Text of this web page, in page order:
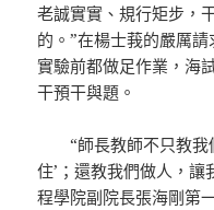
老誠實實、規行矩步，
的。”在楊士莪的嚴厲請
實驗前都做足作業，海
干預干與題。
“師長教師不只教
住’；還教我們做人，讓
程學院副院長張海剛第